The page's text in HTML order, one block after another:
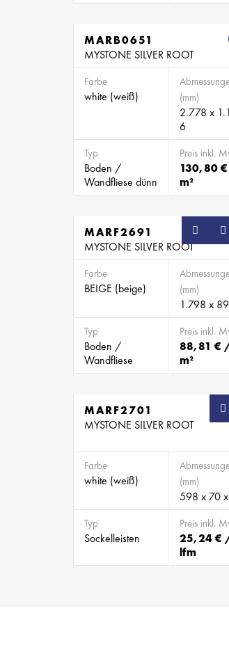
MARB0651
MYSTONE SILVER ROOT
Farbe
white (weiß)
(mm)
2.778 x
6
Typ
Boden /
Wandfliese dünn
Preis inkl.
130,80
m²
MARF2691
MYSTONE SILVER ROOT
Farbe
BEIGE (beige)
(mm)
1.798 x
Typ
Boden /
Wandfliese
Preis inkl.
88,81 €
m²
MARF2701
MYSTONE SILVER ROOT
Farbe
white (weiß)
(mm)
598 x 70
Typ
Sockelleisten
Preis inkl.
25,24 €
lfm